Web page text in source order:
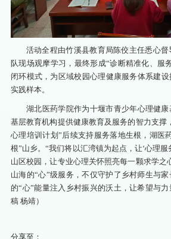
活动全程由竹溪县教育局陈佼主任悉心
队现场观摩学习，最终形成“诊断精准化、服
闭环模式，为区域校园心理健康服务体系建
实践样本。
湖北医药学院作为十堰市青少年心理健
基层教育机构提供健康教育及服务的智力支撑
心理培训计划”后续支持服务落地生根，湖医
根”山乡。“我们将以汇湾镇为起点，让‘心理
山区校园，让专业心理关怀照亮每一颗求学之
山海的“心”级服务，不仅守护了乡村师生与
的“心”能量注入乡村振兴的沃土，让希望与力
稿 杨靖）
分享至：